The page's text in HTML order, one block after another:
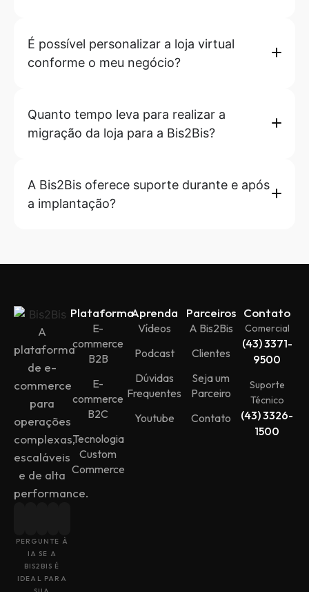
É possível personalizar a loja virtual
conforme o meu negócio?
Quanto tempo leva para realizar a
migração da loja para a Bis2Bis?
A Bis2Bis oferece suporte durante e após
a implantação?
A
plataforma
de e-
commerce
para
operações
complexas,
escaláveis
e de alta
performance.
PERGUNTE À
IA SE A
BIS2BIS É
IDEAL PARA
Plataforma
E-
commerce
B2B
E-
commerce
B2C
Tecnologia
Custom
Commerce
Aprenda
Vídeos
Podcast
Dúvidas
Frequentes
Youtube
Parceiros
A Bis2Bis
Clientes
Seja um
Parceiro
Contato
Contato
Comercial
(43) 3371-
9500
Suporte
Técnico
(43) 3326-
1500